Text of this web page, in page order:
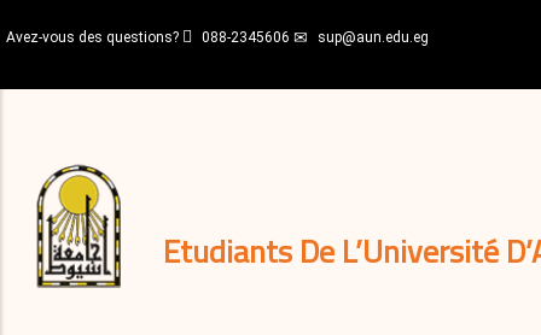
au
principal
Avez-vous des questions? 088-2345606 sup@aun.edu.eg
Etudiants De L’Université
décisions
Expatriés
Journal